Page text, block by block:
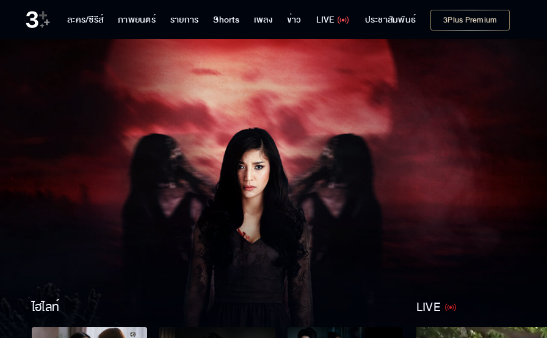
ละคร/ซีรีส์ ภาพยนตร์ รายการ Shorts เพลง ข่าว LIVE ประชาสัมพันธ์ 3Plus Premium
ไฮไลท์ LIVE